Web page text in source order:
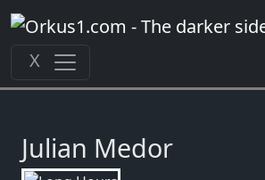
Zum
Inhalt
springen
X
Julian Medor